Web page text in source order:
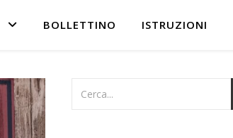
BOLLETTINO ISTRUZIONI